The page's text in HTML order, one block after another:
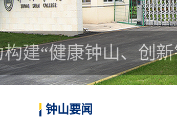
构建“健康钟山、创
钟山要闻